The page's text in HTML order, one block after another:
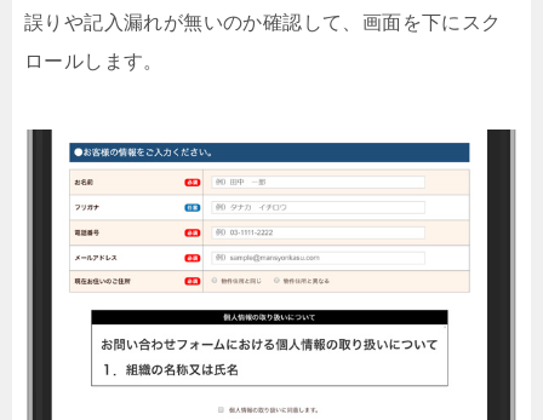
誤りや記入漏れが無いのか確認して、画面を下にスク
ロールします。